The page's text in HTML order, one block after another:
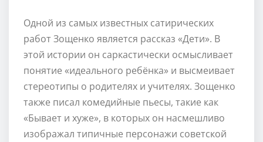
Одной из самых известных сатирических
работ Зощенко является рассказ «Дети». В
этой истории он саркастически осмысливает
понятие «идеального ребёнка» и высмеивает
стереотипы о родителях и учителях. Зощенко
также писал комедийные пьесы, такие как
«Бывает и хуже», в которых он насмешливо
изображал типичные персонажи советской